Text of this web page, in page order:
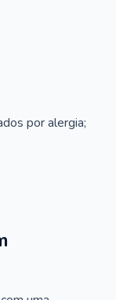
por alergia;